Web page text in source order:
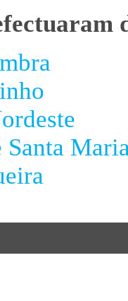
Santa